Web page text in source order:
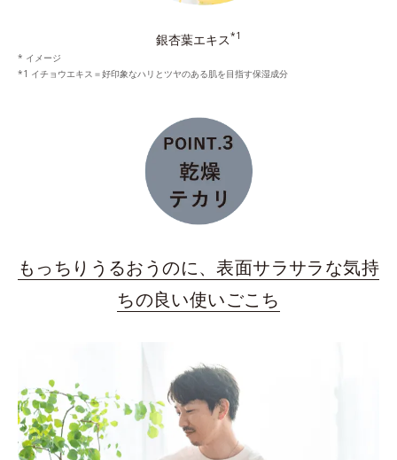
銀杏葉エキス*1
* イメージ
*1 イチョウエキス＝好印象なハリとツヤのある肌を目指す保湿成分
もっちりうるおうのに、表面サラサラな気持
ちの良い使いごこち